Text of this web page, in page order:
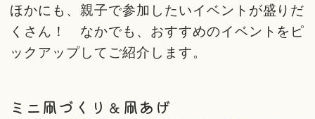
ほかにも、親子で参加したいイベントが盛りだ
くさん！ なかでも、おすすめのイベントをピ
ックアップしてご紹介します。
ミニ凧づくり＆凧あげ